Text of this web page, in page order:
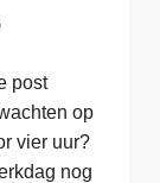
post
op
vier uur?
nog